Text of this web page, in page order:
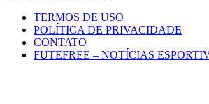
TERMOS DE USO
POLÍTICA DE PRIVACIDADE
CONTATO
FUTEFREE – NOTÍCIAS